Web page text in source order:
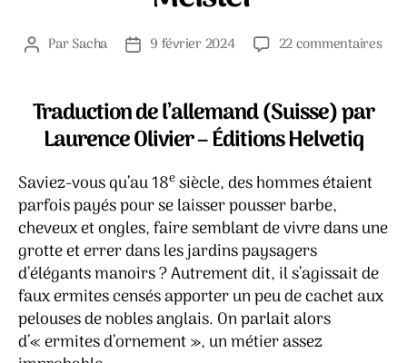
Auteur
ParSacha
Date9 février 2024 22 commentairessur
par
Traduction de l’allemand (Suisse) par
Laurence Olivier – Éditions Helvetiq
Saviez-vous qu’au 18esiècle, des hommes étaient
parfois payés pour se laisser pousser barbe,
cheveux et ongles, faire semblant de vivre dans une
grotte et errer dans les jardins paysagers
d’élégants manoirs ? Autrement dit, il s’agissait de
faux ermites censés apporter un peu de cachet aux
pelouses de nobles anglais. On parlait alors
d’« ermites d’ornement », un métier assez